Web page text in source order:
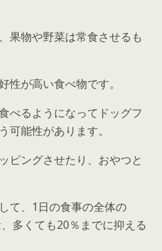
果物や野菜は常食させるも
性が高い食べ物です。
べるようになってドッグフ
可能性があります。
ピングさせたり、おやつと
て、1日の食事の全体の
多くても20％までに抑える